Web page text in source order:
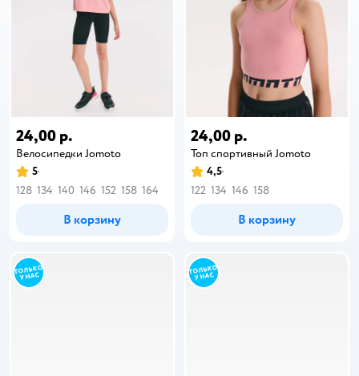
24,00 р.
Велосипедки Jomoto
5
128 134 140 146 152 158 164
В корзину
24,00 р.
Топ спортивный Jomoto
4,5
122 134 146 158
В корзину